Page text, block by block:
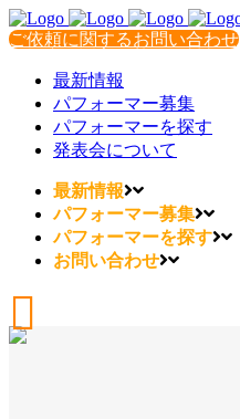
ご依頼に関するお問い合わせ
最新情報
パフォーマー募集
パフォーマーを探す
発表会について
最新情報
パフォーマー募集
パフォーマーを探す
お問い合わせ